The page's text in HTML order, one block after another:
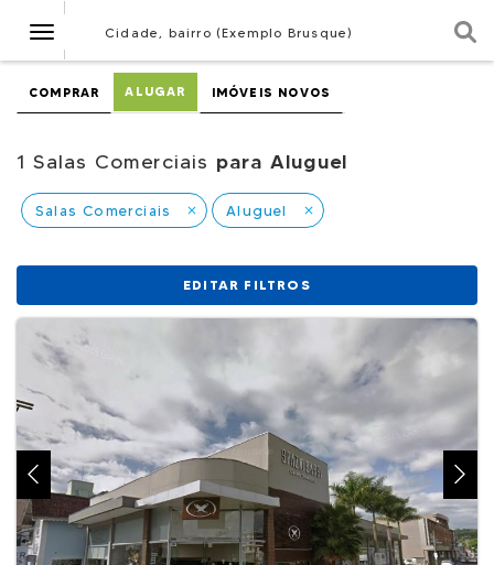
NavegaçãoCidade, bairro (Exemplo Brusque)
COMPRAR ALUGAR IMÓVEIS NOVOS
1 Salas Comerciais para Aluguel
Salas Comerciais close Aluguel close
EDITAR FILTROS